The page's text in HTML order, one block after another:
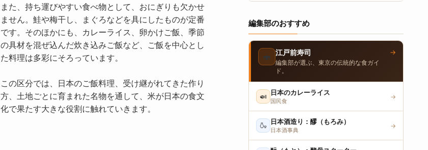
また、持ち運びやすい食べ物として、おにぎりも欠かせ
ません。鮭や梅干し、まぐろなどを具にしたものが定番
です。そのほかにも、カレーライス、卵かけご飯、季節
の具材を混ぜ込んだ炊き込みご飯など、ご飯を中心とし
た料理は多彩にそろっています。
この区分では、日本のご飯料理、受け継がれてきた作り
方、土地ごとに育まれた名物を通して、米が日本の食文
化で果たす大きな役割に触れていきます。
編集部のおすすめ
🍣 江戸前寿司
編集部が選ぶ、東京の伝統的な食ガイ
ド。
→
🍛 日本のカレーライス
国民食
→
🍶 日本酒造り：醪（もろみ）
日本酒事典
→